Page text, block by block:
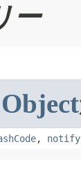
ー
Object
, notify